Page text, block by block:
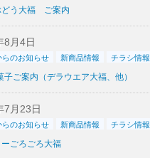
どう大福 ご案内
8月4日
らのお知らせ 新商品情報 チラシ情報
子ご案内（デラウエア大福、他）
7月23日
らのお知らせ 新商品情報 チラシ情報
ごろごろ大福